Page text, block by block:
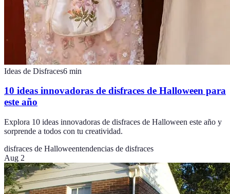
Ideas de Disfraces6 min
10 ideas innovadoras de disfraces de Halloween para
este año
Explora 10 ideas innovadoras de disfraces de Halloween este año y
sorprende a todos con tu creatividad.
disfraces de Halloweentendencias de disfraces
Aug 2